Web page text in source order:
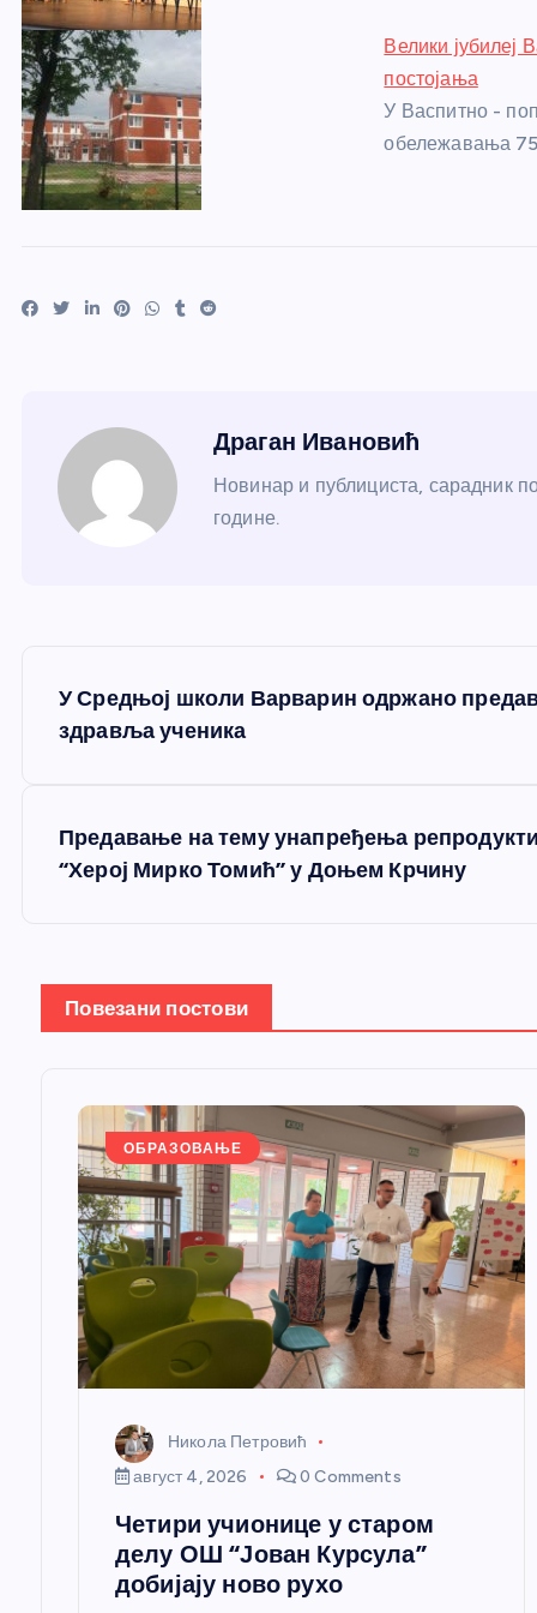
Велики јубилеј
постојања
У Васпитно -
обележавања
Драган Ивановић
Новинар и публициста, сарадник
године.
њ
У Средњој школи Варварин одржано
здравља ученика
Предавање на тему унапређења
“Херој Мирко Томић” у Доњем Крчину
Повезани постови
ОБРАЗОВАЊЕ
Никола Петровић
август 4, 2026
0 Comments
Четири учионице у старом
делу ОШ “Јован Курсула”
добијају ново рухо